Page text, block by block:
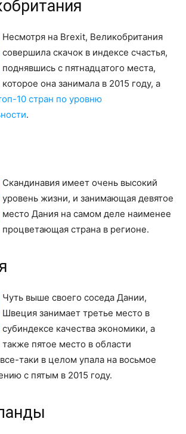
Несмотря на Brexit, Великобритания
совершила скачок в индексе счастья,
поднявшись с пятнадцатого места,
которое она занимала в 2015 году, а
10 стран по уровню
.
Скандинавия имеет очень высокий
уровень жизни, и занимающая девятое
место Дания на самом деле наименее
процветающая страна в регионе.
Чуть выше своего соседа Дании,
Швеция занимает третье место в
субиндексе качества экономики, а
также пятое место в области
таки в целом упала на восьмое
с пятым в 2015 году.